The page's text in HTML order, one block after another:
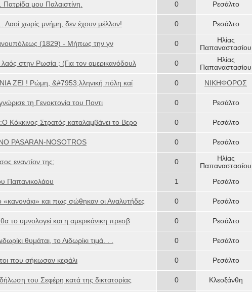
μου Παλαιστίνη. 0 Ρεσάλτο
χωρίς μνήμη, δεν έχουν μέλλον! 0 Ρεσάλτο
(1829) - Μήπως την γν 0
Ηλίας
Παπαναστασίου
στην Ρωσία ; (Για τον αμερικανόδουλ 0
Ηλίας
Παπαναστασίου
ΖΕΙ ! Ρώμη, &#7953;λληνική πόλη καί 0 ΝΙΚΗΦΟΡΟΣ
τη Γενοκτονία του Ποντι 0 Ρεσάλτο
Kόκκινος Στρατός καταλαμβάνει το Βερο 0 Ρεσάλτο
PASARAN-NOSOTROS 0 Ρεσάλτο
εναντίον της; 0
Ηλίας
Παπαναστασίου
Παπανικολάου 1 Ρεσάλτο
«κανονάκι» και πως σώθηκαν οι Αναλυτήδες 0 Ρεσάλτο
το υμνολογεί και η αμερικάνικη πρεσβ 0 Ρεσάλτο
θυμάται, το Λιδωρίκι τιμά. . . 0 Ρεσάλτο
που σήκωσαν κεφάλι 0 Ρεσάλτο
του Σεφέρη κατά της δικτατορίας 0 Κλεοξάνθη